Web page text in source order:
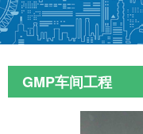
GMP车间工程